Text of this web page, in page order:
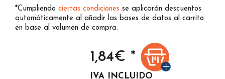
*Cumpliendo ciertas condiciones se aplicarán descuentos
automáticamente al añadir las bases de datos al carrito
en base al volumen de compra.
1,84€ *
IVA INCLUIDO